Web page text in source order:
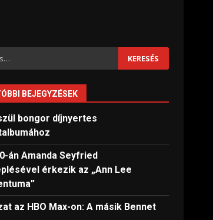
BEJEGYZÉSEK
bongor díjnyertes
án Amanda Seyfried
érkezik az „Ann Lee
az HBO Max-on: A másik Bennet